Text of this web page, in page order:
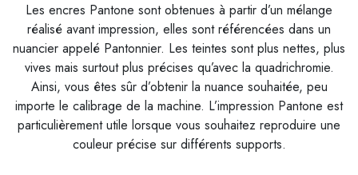
Les encres Pantone sont obtenues à partir d’un mélange
réalisé avant impression, elles sont référencées dans un
nuancier appelé Pantonnier. Les teintes sont plus nettes, plus
vives mais surtout plus précises qu’avec la quadrichromie.
Ainsi, vous êtes sûr d’obtenir la nuance souhaitée, peu
importe le calibrage de la machine. L’impression Pantone est
particulièrement utile lorsque vous souhaitez reproduire une
couleur précise sur différents supports.